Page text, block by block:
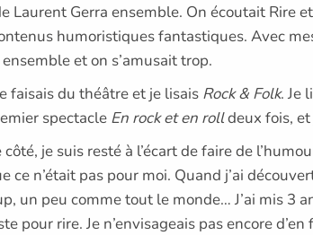
Laurent Gerra ensemble. On écoutait Rire
humoristiques fantastiques. Avec
et on s’amusait trop.
faisais du théâtre et je lisais Rock & Folk. Je
spectacle En rock et en rolldeux fois, et
côté, je suis resté à l’écart de faire de
ce n’était pas pour moi. Quand j’ai
un peu comme tout le monde… J’ai mis 3
pour rire. Je n’envisageais pas encore d’en